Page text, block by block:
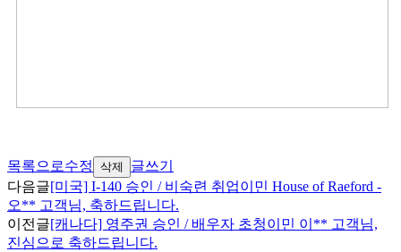
목록으로수정 삭제
글쓰기
다음글[미국] I-140 승인 / 비숙련 취업이민 House of Raeford -
오** 고객님, 축하드립니다.
이전글[캐나다] 영주권 승인 / 배우자 초청이민 이** 고객님,
진심으로 축하드립니다.